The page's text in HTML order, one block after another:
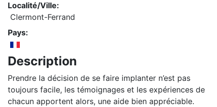
Localité/Ville:
Clermont-Ferrand
Pays:
Description
Prendre la décision de se faire implanter n’est pas
toujours facile, les témoignages et les expériences de
chacun apportent alors, une aide bien appréciable.